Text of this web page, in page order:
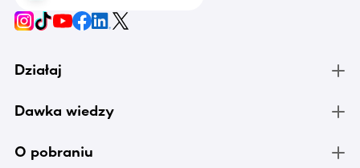
Działaj
Dawka wiedzy
O pobraniu